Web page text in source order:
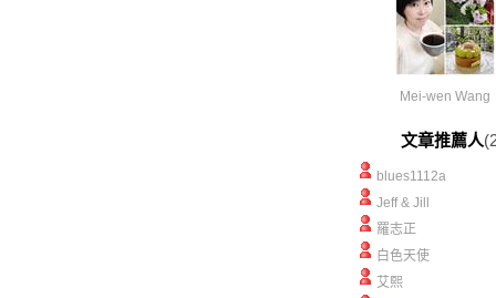
Mei-wen Wang
文章推薦人
blues1112a
Jeff & Jill
羅志正
白色天使
艾熙